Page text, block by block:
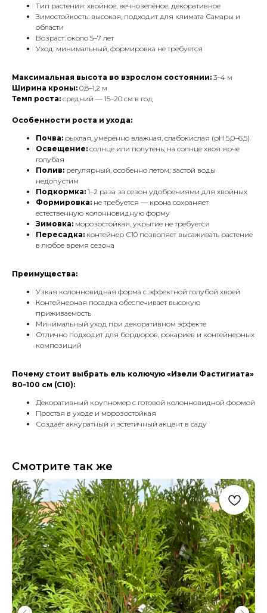
Тип растения: хвойное, вечнозелёное, декоративное
Зимостойкость: высокая, подходит для климата Самары и
области
Возраст: около 5–7 лет
Уход: минимальный, формировка не требуется
Максимальная высота во взрослом состоянии: 3–4 м
Ширина кроны: 0,8–1,2 м
Темп роста: средний — 15–20 см в год
Особенности роста и ухода:
Почва: рыхлая, умеренно влажная, слабокислая (pH 5,0–6,5)
Освещение: солнце или полутень; на солнце хвоя ярче
голубая
Полив: регулярный, особенно летом; застой воды
недопустим
Подкормка: 1–2 раза за сезон удобрениями для хвойных
Формировка: не требуется — крона сохраняет
естественную колонновидную форму
Зимовка: морозостойкая, укрытие не требуется
Пересадка: контейнер С10 позволяет высаживать растение
в любое время сезона
Преимущества:
Узкая колонновидная форма с эффектной голубой хвоей
Контейнерная посадка обеспечивает высокую
приживаемость
Минимальный уход при декоративном эффекте
Отлично подходит для бордюров, рокариев и контейнерных
композиций
Почему стоит выбрать ель колючую «Изели Фастигиата»
80–100 см (С10):
Декоративный крупномер с готовой колонновидной формой
Простая в уходе и морозостойкая
Создаёт аккуратный и эстетичный акцент в саду
Смотрите так же